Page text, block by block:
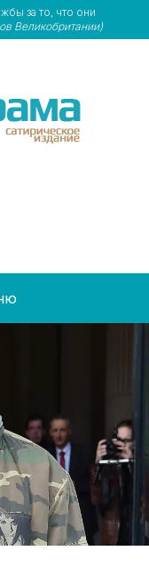
за то, что они
Великобритании)